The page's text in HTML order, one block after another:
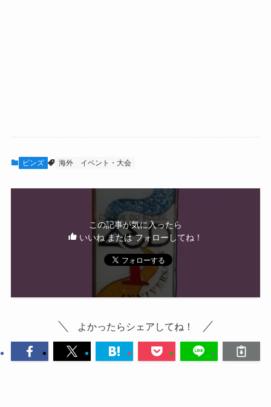
ピンズ 海外 イベント・大会
この記事が気に入ったら
いいね または フォローしてね！
よかったらシェアしてね！